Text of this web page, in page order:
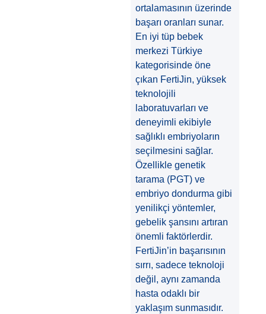
ortalamasının üzerinde
başarı oranları sunar.
En iyi tüp bebek
merkezi Türkiye
kategorisinde öne
çıkan FertiJin, yüksek
teknolojili
laboratuvarları ve
deneyimli ekibiyle
sağlıklı embriyoların
seçilmesini sağlar.
Özellikle genetik
tarama (PGT) ve
embriyo dondurma gibi
yenilikçi yöntemler,
gebelik şansını artıran
önemli faktörlerdir.
FertiJin’in başarısının
sırrı, sadece teknoloji
değil, aynı zamanda
hasta odaklı bir
yaklaşım sunmasıdır.